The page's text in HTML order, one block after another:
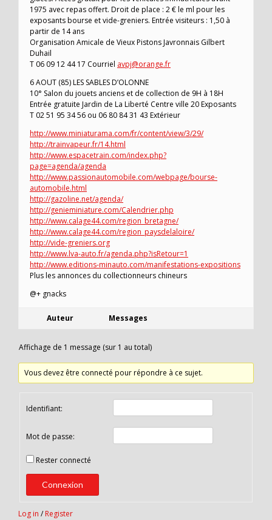
1975 avec repas offert. Droit de place : 2 € le ml pour les
exposants bourse et vide-greniers. Entrée visiteurs : 1,50 à
partir de 14 ans
Organisation Amicale de Vieux Pistons Javronnais Gilbert
Duhail
T 06 09 12 44 17 Courriel avpj@orange.fr
6 AOUT (85) LES SABLES D’OLONNE
10° Salon du jouets anciens et de collection de 9H à 18H
Entrée gratuite Jardin de La Liberté Centre ville 20 Exposants
T 02 51 95 34 56 ou 06 80 84 31 43 Extérieur
http://www.miniaturama.com/fr/content/view/3/29/
http://trainvapeur.fr/14.html
http://www.espacetrain.com/index.php?
page=agenda/agenda
http://www.passionautomobile.com/webpage/bourse-
automobile.html
http://gazoline.net/agenda/
http://genieminiature.com/Calendrier.php
http://www.calage44.com/region_bretagne/
http://www.calage44.com/region_paysdelaloire/
http://vide-greniers.org
http://www.lva-auto.fr/agenda.php?isRetour=1
http://www.editions-minauto.com/manifestations-expositions
Plus les annonces du collectionneurs chineurs
@+ gnacks
Auteur Messages
Affichage de 1 message (sur 1 au total)
Vous devez être connecté pour répondre à ce sujet.
Identifiant:
Mot de passe:
Rester connecté
Connexion
Log in / Register